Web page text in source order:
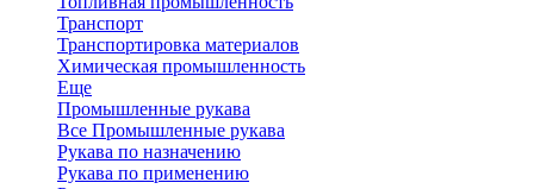
Транспорт
Транспортировка материалов
Химическая промышленность
Еще
Промышленные рукава
Все Промышленные рукава
Рукава по назначению
Рукава по применению